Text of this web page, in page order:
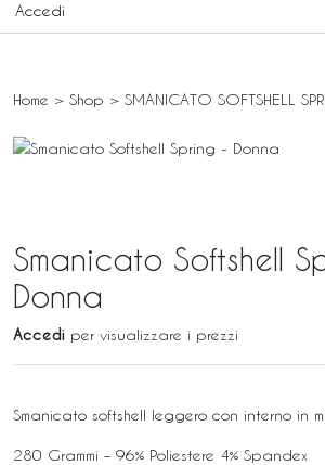
Accedi
Home > Shop > SMANICATO SOFTSHELL
Smanicato Softshell
Donna
Accedi per visualizzare i prezzi
Smanicato softshell leggero con interno in
280 Grammi – 96% Poliestere 4% Spandex